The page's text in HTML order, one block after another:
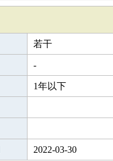
若干
-
1年以下
2022-03-30